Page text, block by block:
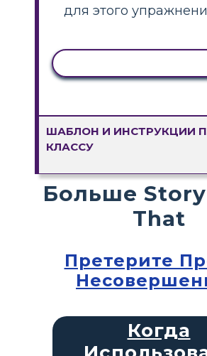
для этого
ШАБЛОН И ИНСТРУКЦИИ
КЛАССУ
Больше
That
Претерите
Когда